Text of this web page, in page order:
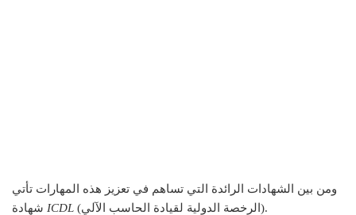
ومن بين الشهادات الرائدة التي تساهم في تعزيز هذه المهارات تأتي
ICDL (الرخصة الدولية لقيادة الحاسب الآلي).